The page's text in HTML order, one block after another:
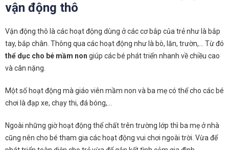
vận động thô
Vận động thô là các hoạt động dùng ở các cơ bắp của trẻ như là bắp
tay, bắp chân. Thông qua các hoạt động như là bò, lăn, trườn,… Từ đó
thể dục cho bé mầm non giúp các bé phát triển nhanh về chiều cao
và cân nặng.
Một số hoạt động mà giáo viên mầm non và ba mẹ có thể cho các bé
chơi là đạp xe, chạy thi, đá bóng,…
Ngoài những giờ hoạt động thể chất trên trường lớp thì ba mẹ ở nhà
cũng nên cho bé tham gia các hoạt động vui chơi ngoài trời. Vừa để